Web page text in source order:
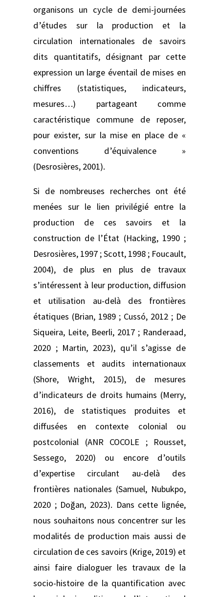
organisons un cycle de demi-journées
d’études sur la production et la
circulation internationales de savoirs
dits quantitatifs, désignant par cette
expression un large éventail de mises en
chiffres (statistiques, indicateurs,
mesures…) partageant comme
caractéristique commune de reposer,
pour exister, sur la mise en place de «
conventions d’équivalence »
(Desrosières, 2001).
Si de nombreuses recherches ont été
menées sur le lien privilégié entre la
production de ces savoirs et la
construction de l’État (Hacking, 1990 ;
Desrosières, 1997 ; Scott, 1998 ; Foucault,
2004), de plus en plus de travaux
s’intéressent à leur production, diffusion
et utilisation au-delà des frontières
étatiques (Brian, 1989 ; Cussó, 2012 ; De
Siqueira, Leite, Beerli, 2017 ; Randeraad,
2020 ; Martin, 2023), qu’il s’agisse de
classements et audits internationaux
(Shore, Wright, 2015), de mesures
d’indicateurs de droits humains (Merry,
2016), de statistiques produites et
diffusées en contexte colonial ou
postcolonial (ANR COCOLE ; Rousset,
Sessego, 2020) ou encore d’outils
d’expertise circulant au-delà des
frontières nationales (Samuel, Nubukpo,
2020 ; Doğan, 2023). Dans cette lignée,
nous souhaitons nous concentrer sur les
modalités de production mais aussi de
circulation de ces savoirs (Krige, 2019) et
ainsi faire dialoguer les travaux de la
socio-histoire de la quantification avec